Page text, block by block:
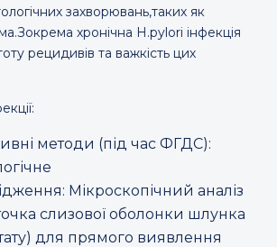
захворювань,таких як
хронічна H.pylori інфекція
рецидивів та важкість цих
методи (під час ФГДС):
Мікроскопічний аналіз
слизової оболонки шлунка
для прямого виявлення